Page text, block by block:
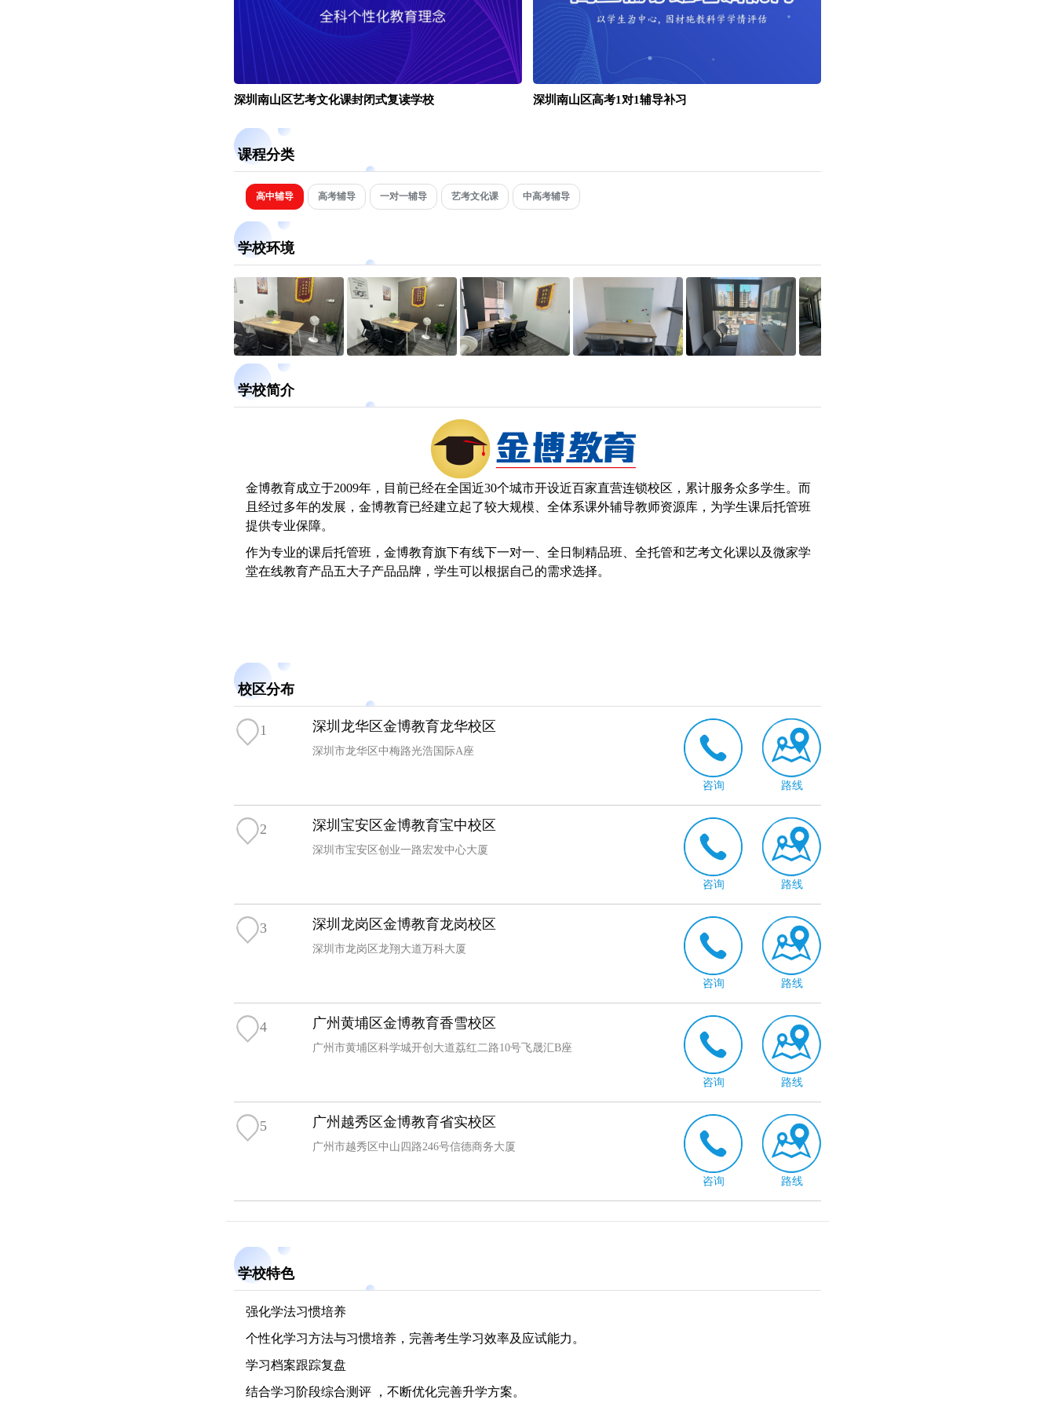
深圳南山区艺考文化课封闭式复读学校 深圳南山区高考1对1辅导补习
课程分类
高中辅导 高考辅导 一对一辅导 艺考文化课 中高考辅导
学校环境
学校简介
金博教育成立于2009年，目前已经在全国近30个城市开设近百家直营连锁校区，累计服务众多学生。而
且经过多年的发展，金博教育已经建立起了较大规模、全体系课外辅导教师资源库，为学生课后托管班
提供专业保障。
作为专业的课后托管班，金博教育旗下有线下一对一、全日制精品班、全托管和艺考文化课以及微家学
堂在线教育产品五大子产品品牌，学生可以根据自己的需求选择。
校区分布
1 深圳龙华区金博教育龙华校区
深圳市龙华区中梅路光浩国际A座
咨询 路线
2 深圳宝安区金博教育宝中校区
深圳市宝安区创业一路宏发中心大厦
咨询 路线
3 深圳龙岗区金博教育龙岗校区
深圳市龙岗区龙翔大道万科大厦
咨询 路线
4 广州黄埔区金博教育香雪校区
广州市黄埔区科学城开创大道荔红二路10号飞晟汇B座
咨询 路线
5 广州越秀区金博教育省实校区
广州市越秀区中山四路246号信德商务大厦
咨询 路线
学校特色
强化学法习惯培养
个性化学习方法与习惯培养，完善考生学习效率及应试能力。
学习档案跟踪复盘
结合学习阶段综合测评 ，不断优化完善升学方案。